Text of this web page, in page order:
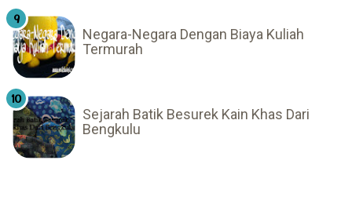
Negara-Negara Dengan Biaya Kuliah
Termurah
Sejarah Batik Besurek Kain Khas Dari
Bengkulu